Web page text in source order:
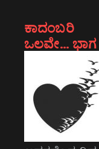
ಕಾದಂಬರಿ
ಒಲವೇ… ಭಾಗ